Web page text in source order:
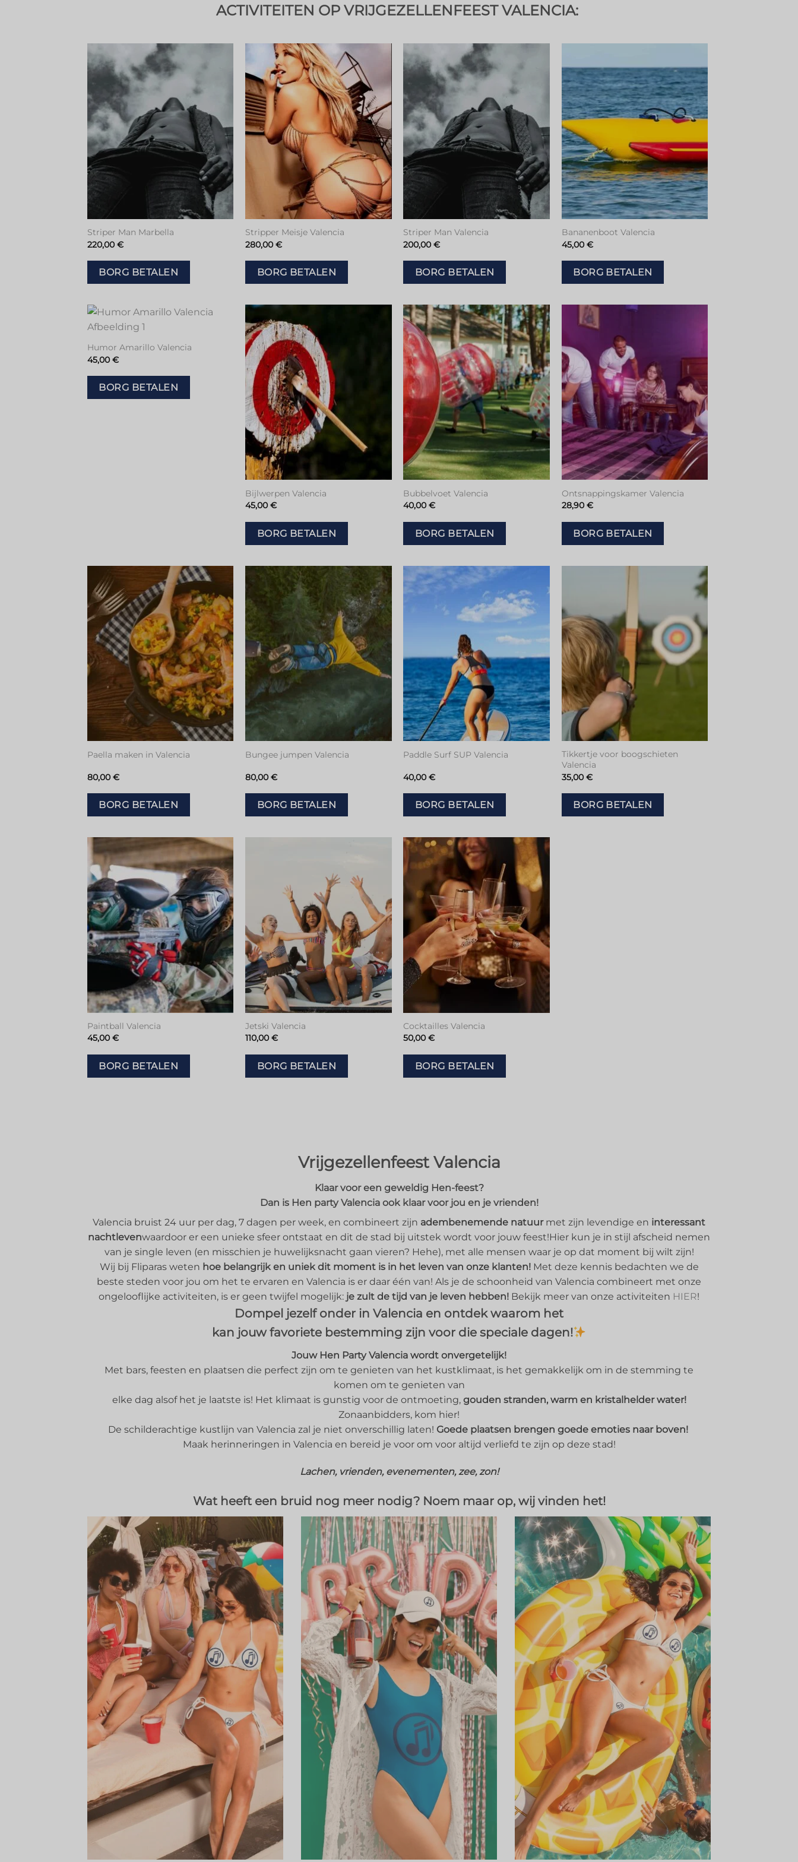
ACTIVITEITEN OP VRIJGEZELLENFEEST VALENCIA:
verlanglijstje
Striper Man Marbella
220,00 €
BORG BETALEN
Toevoegen
aan
verlanglijstje
Stripper Meisje Valencia
280,00€
BORG BETALEN
verlanglijstje
Striper Man Valencia
200,00€
BORG BETALEN
Toevoegen
aan
verlanglijstje
Bananenboot Valencia
45,00 €
BORG BETALEN
Humor Amarillo Valencia
45,00 €
BORG BETALEN
Bijlwerpen Valencia
45,00€
BORG BETALEN
Toevoegen
aan
verlanglijstje
Bubbelvoet Valencia
40,00€
BORG BETALEN
Ontsnappingskamer Valencia
28,90 €
BORG BETALEN
Toevoegen
aan
verlanglijstje
Paella maken in Valencia
80,00 €
BORG BETALEN
Toevoegen
aan
verlanglijstje
Bungee jumpen Valencia
80,00€
BORG BETALEN
Toevoegen
aan
verlanglijstje
Paddle Surf SUP Valencia
40,00€
BORG BETALEN
Toevoegen
verlanglijstje
Tikkertje voor boogschieten
Valencia
35,00 €
BORG BETALEN
Toevoegen
aan
verlanglijstje
Paintball Valencia
45,00 €
BORG BETALEN
aan
verlanglijstje
Jetski Valencia
110,00€
BORG BETALEN
Toevoegen
aan
verlanglijstje
Cocktailles Valencia
50,00€
BORG BETALEN
Vrijgezellenfeest Valencia
Klaar voor een geweldig Hen-feest?
Dan is Hen party Valencia ook klaar voor jou en je vrienden!
Valencia bruist 24 uur per dag, 7 dagen per week, en combineert zijn adembenemende natuurmet zijn levendige en interessant
nachtlevenwaardoor er een unieke sfeer ontstaat en dit de stad bij uitstek wordt voor jouw feest!Hier kun je in stijl afscheid nemen
van je single leven (en misschien je huwelijksnacht gaan vieren? Hehe), met alle mensen waar je op dat moment bij wilt zijn!
Wij bij Fliparas weten hoe belangrijk en uniek dit moment is in het leven van onze klanten!Met deze kennis bedachten we de
beste steden voor jou om het te ervaren en Valencia is er daar één van! Als je de schoonheid van Valencia combineert met onze
ongelooflijke activiteiten, is er geen twijfel mogelijk: je zult de tijd van je leven hebben! Bekijk meer van onze activiteiten HIER!
Dompel jezelf onder in Valencia en ontdek waarom het
kan jouw favoriete bestemming zijn voor die speciale dagen!
Jouw Hen Party Valencia wordt onvergetelijk!
Met bars, feesten en plaatsen die perfect zijn om te genieten van het kustklimaat, is het gemakkelijk om in de stemming te
komen om te genieten van
elke dag alsof het je laatste is! Het klimaat is gunstig voor de ontmoeting, gouden stranden, warm en kristalhelder water!
Zonaanbidders, kom hier!
De schilderachtige kustlijn van Valencia zal je niet onverschillig laten! Goede plaatsen brengen goede emoties naar boven!
Maak herinneringen in Valencia en bereid je voor om voor altijd verliefd te zijn op deze stad!
Lachen, vrienden, evenementen, zee, zon!
Wat heeft een bruid nog meer nodig? Noem maar op, wij vinden het!